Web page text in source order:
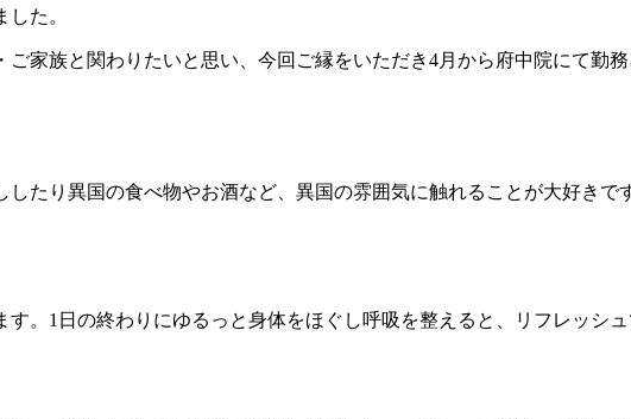
た。
家族と関わりたいと思い、今回ご縁をいただき4月から府中院にて勤
り異国の食べ物やお酒など、異国の雰囲気に触れることが大好きで
。1日の終わりにゆるっと身体をほぐし呼吸を整えると、リフレッシ